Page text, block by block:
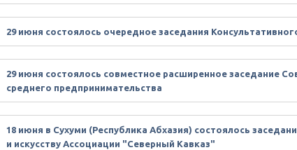
29 июня состоялось очередное заседания
29 июня состоялось совместное расширенное заседание
среднего предпринимательства
18 июня в Сухуми (Республика Абхазия) состоялось
и искусству Ассоциации "Северный Кавказ"